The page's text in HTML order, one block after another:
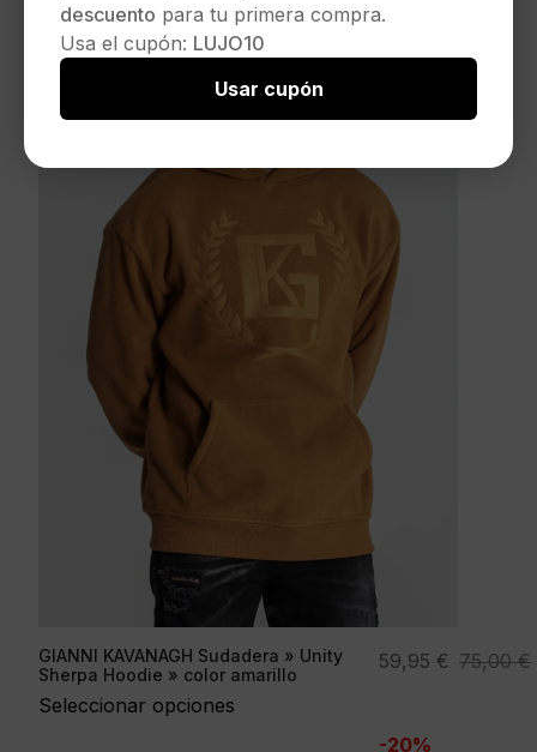
GIANNI KAVANAGH Sudadera » Unity
Sherpa Hoodie » color amarillo
Seleccionar opciones
75,00€
El
era:
59,95 €
El
es:
-20%
descuento para tu primera compra.
Usa el cupón: LUJO10
Usar cupón